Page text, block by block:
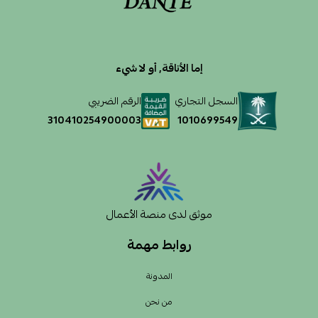
روابط مهمة
المدونة
من نحن
إما الأناقة, أو لا شيء
السجل التجاري
1010699549
الرقم الضريبي
310410254900003
موثق لدى منصة الأعمال